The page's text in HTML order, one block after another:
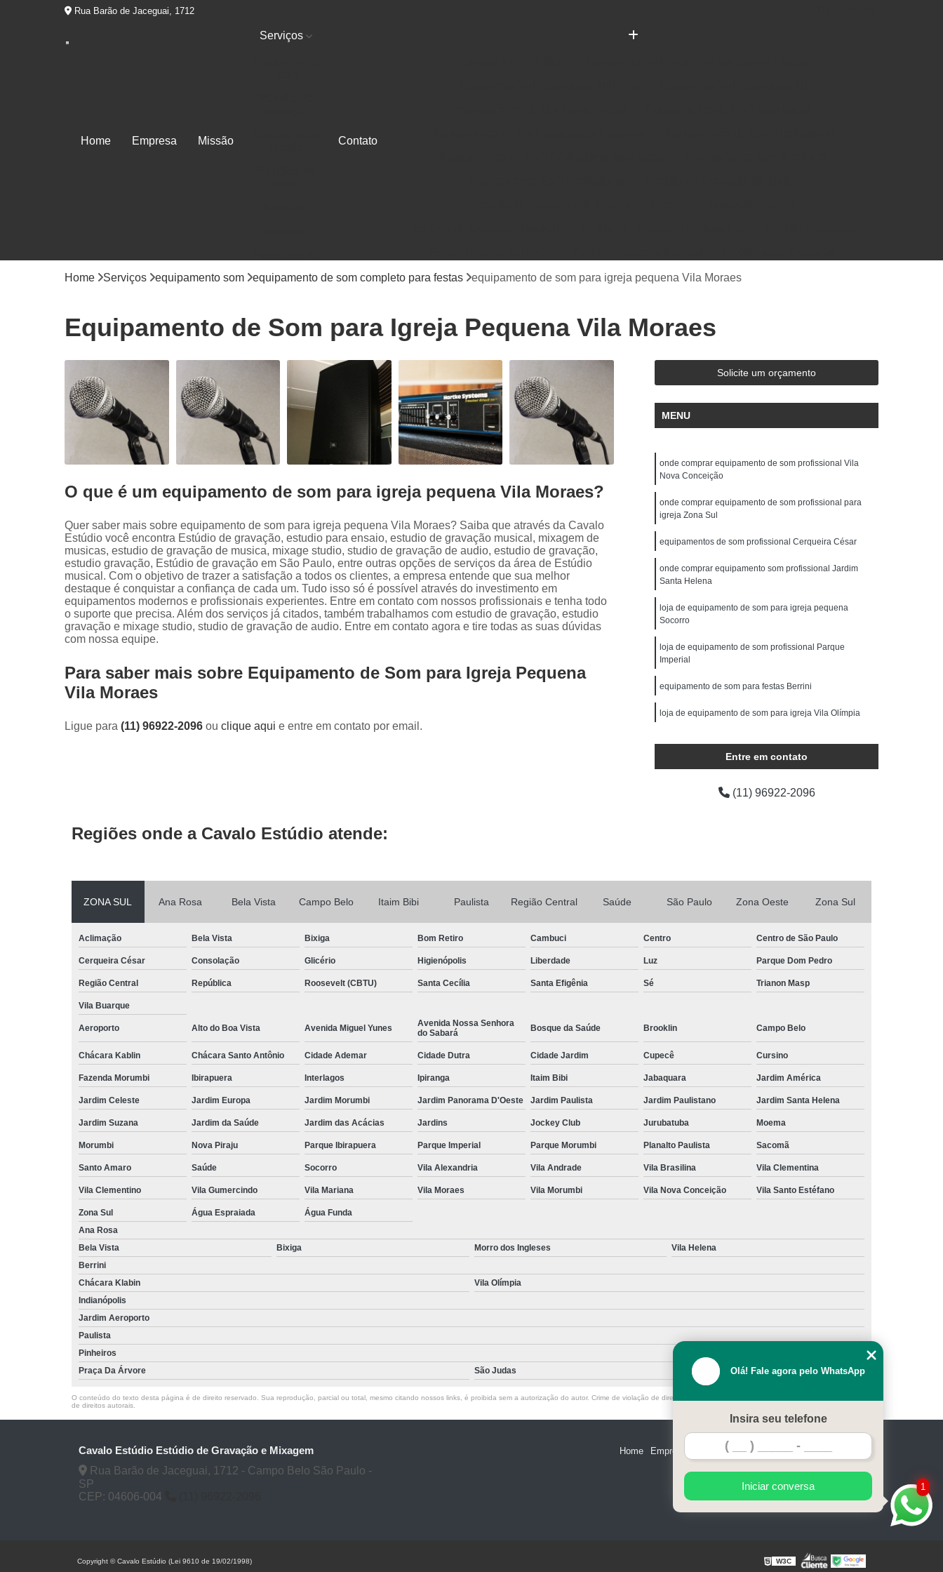
Rua Barão de Jaceguai, 1712
Home Empresa Missão
Serviços
Contato
Gravação de Cd em Estúdio
Gravação de Música em Estúdio
Trilhas Sonoras para Filmes em Estudio de Gravação
Ensaio em Estúdio de Música
Estúdio Ensaio de Bandas
Estúdio Ensaio de Musicas
Estúdio para Ensaio de Bandas
Estúdio para Ensaio de Música
Estúdio para Ensaio Musical
Estúdios para Ensaios Musicais de Banda
Sala Acústica para Ensaio
Sala de Ensaio Musical
Edição de Audio
Estúdio áudio
Estúdio de Audiobook
Estudio Gravação áudio
Estúdio para Gravar Podcast
Fazer Audiobook
Fazer Podcast Gravação áudio
Gravação Audiobook
Gravação de áudio
Gravação de Audiobook Gravação de Podcast
Gravadora áudio
Gravar Audiobook Estúdio de Locução
Locução Comercial
Locução de Rádio
Locução em Off Locução Feminina
Locução Profissional
Locução Publicitária
Locução Rádio Serviço de Locução
Fazer Mixagem de Músicas
Produtora de áudio Estudio
Produtora de Som
Produtora Som
Home Serviços equipamento som equipamento de som completo para festas equipamento de som para igreja pequena Vila Moraes
Equipamento de Som para Igreja Pequena Vila Moraes
O que é um equipamento de som para igreja pequena Vila Moraes?
Quer saber mais sobre equipamento de som para igreja pequena Vila Moraes? Saiba que através da Cavalo
Estúdio você encontra Estúdio de gravação, estudio para ensaio, estudio de gravação musical, mixagem de
musicas, estudio de gravação de musica, mixage studio, studio de gravação de audio, estudio de gravação,
estudio gravação, Estúdio de gravação em São Paulo, entre outras opções de serviços da área de Estúdio
musical. Com o objetivo de trazer a satisfação a todos os clientes, a empresa entende que sua melhor
destaque é conquistar a confiança de cada um. Tudo isso só é possível através do investimento em
equipamentos modernos e profissionais experientes. Entre em contato com nossos profissionais e tenha todo
o suporte que precisa. Além dos serviços já citados, também trabalhamos com estudio de gravação, estudio
gravação e mixage studio, studio de gravação de audio. Entre em contato agora e tire todas as suas dúvidas
com nossa equipe.
Para saber mais sobre Equipamento de Som para Igreja Pequena
Vila Moraes
Ligue para (11) 96922-2096 ou clique aqui e entre em contato por email.
Solicite um orçamento
MENU
onde comprar equipamento de som profissional Vila
Nova Conceição
onde comprar equipamento de som profissional para
igreja Zona Sul
equipamentos de som profissional Cerqueira César
onde comprar equipamento som profissional Jardim
Santa Helena
loja de equipamento de som para igreja pequena
Socorro
loja de equipamento de som profissional Parque
Imperial
equipamento de som para festas Berrini
loja de equipamento de som para igreja Vila Olímpia
Entre em contato
(11) 96922-2096
Regiões onde a Cavalo Estúdio atende:
ZONA SUL Ana Rosa Bela Vista Campo Belo Itaim Bibi Paulista Região Central Saúde São Paulo Zona Oeste Zona Sul
Aclimação Bela Vista Bixiga Bom Retiro Cambuci Centro Centro de São Paulo
Cerqueira César Consolação Glicério Higienópolis Liberdade Luz Parque Dom Pedro
Região Central República Roosevelt (CBTU) Santa Cecília Santa Efigênia Sé Trianon Masp
Vila Buarque
Aeroporto Alto do Boa Vista Avenida Miguel Yunes
Avenida Nossa Senhora
do Sabará
Bosque da Saúde Brooklin Campo Belo
Chácara Kablin Chácara Santo Antônio Cidade Ademar Cidade Dutra Cidade Jardim Cupecê Cursino
Fazenda Morumbi Ibirapuera Interlagos Ipiranga Itaim Bibi Jabaquara Jardim América
Jardim Celeste Jardim Europa Jardim Morumbi Jardim Panorama D'Oeste Jardim Paulista Jardim Paulistano Jardim Santa Helena
Jardim Suzana Jardim da Saúde Jardim das Acácias Jardins Jockey Club Jurubatuba Moema
Morumbi Nova Piraju Parque Ibirapuera Parque Imperial Parque Morumbi Planalto Paulista Sacomã
Santo Amaro Saúde Socorro Vila Alexandria Vila Andrade Vila Brasilina Vila Clementina
Vila Clementino Vila Gumercindo Vila Mariana Vila Moraes Vila Morumbi Vila Nova Conceição Vila Santo Estéfano
Zona Sul Água Espraiada
Água Funda
Ana Rosa
Bela Vista
Bixiga Morro dos Ingleses
Vila Helena
Berrini
Chácara Klabin
Vila Olímpia
Indianópolis
Jardim Aeroporto
Paulista
Pinheiros
Praça Da Árvore
São Judas
O conteúdo do texto desta página é de direito reservado. Sua reprodução, parcial ou total, mesmo citando nossos links, é proibida sem a autorização do autor. Crime de violação de direito autoral – artigo 184 do Código Penal –
de direitos autorais
Cavalo Estúdio Estúdio de Gravação e Mixagem
Rua Barão de Jaceguai, 1712 - Campo Belo São Paulo -
SP
CEP: 04606-004
Home Empresa Serviços Contato Mapa do site
1
Olá! Fale agora pelo WhatsApp
Insira seu telefone
Iniciar conversa
Copyright © Cavalo Estúdio (Lei 9610 de 19/02/1998) W3C